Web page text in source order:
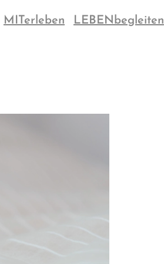
MITerleben LEBENbegleiten